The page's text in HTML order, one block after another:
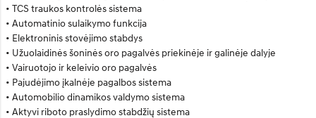
• TCS traukos kontrolės sistema
• Automatinio sulaikymo funkcija
• Elektroninis stovėjimo stabdys
• Užuolaidinės šoninės oro pagalvės priekinėje ir galinėje dalyje
• Vairuotojo ir keleivio oro pagalvės
• Pajudėjimo įkalnėje pagalbos sistema
• Automobilio dinamikos valdymo sistema
• Aktyvi riboto praslydimo stabdžių sistema